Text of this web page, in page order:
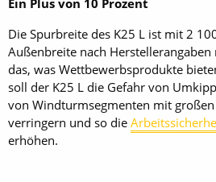
Ein Plus von 10 Prozent
Die Spurbreite des K25 L ist mit 2
Außenbreite nach Herstellerangaben
das, was Wettbewerbsprodukte
soll der K25 L die Gefahr von
von Windturmsegmenten mit
verringern und so die
erhöhen.